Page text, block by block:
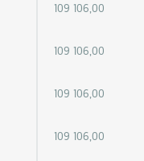
109 106,00
109 106,00
109 106,00
109 106,00